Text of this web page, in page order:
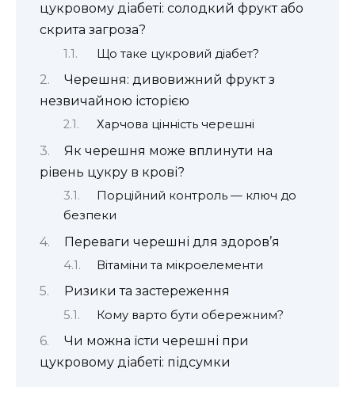
цукровому діабеті: солодкий фрукт або
скрита загроза?
Що таке цукровий діабет?
Черешня: дивовижний фрукт з
незвичайною історією
Харчова цінність черешні
Як черешня може вплинути на
рівень цукру в крові?
Порційний контроль — ключ до
безпеки
Переваги черешні для здоров’я
Вітаміни та мікроелементи
Ризики та застереження
Кому варто бути обережним?
Чи можна їсти черешні при
цукровому діабеті: підсумки